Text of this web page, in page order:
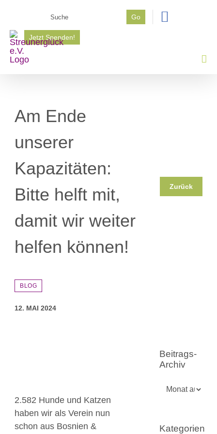
springen
Go
Jetzt Spenden!
Am Ende
unserer
Kapazitäten:
Bitte helft mit,
damit wir weiter
helfen können!
Zurück
BLOG
12. MAI 2024
2.582 Hunde und Katzen
haben wir als Verein nun
schon aus Bosnien &
Beitrags-
Archiv
Kategorien